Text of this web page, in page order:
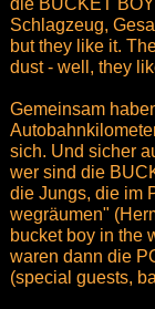
die BUCKET
Schlagzeug,
but they like it.
dust - well, they
Gemeinsam
sich. Und sicher
wer sind die
die Jungs, die im
wegräumen"
bucket boy in the
waren dann die
(special guests,